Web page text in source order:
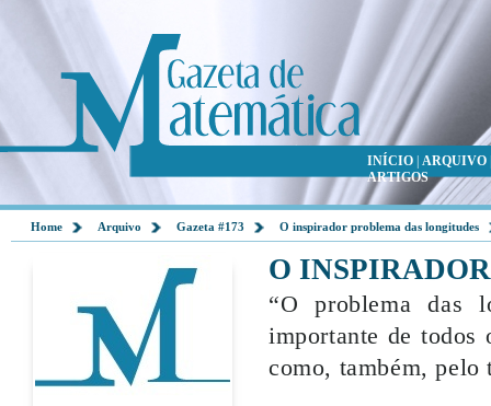
INÍCIO ARQUIVO
ARTIGOS
Home Arquivo Gazeta #173 O inspirador problema das longitudes
O
“O problema das
importante de todos
como, também, pelo